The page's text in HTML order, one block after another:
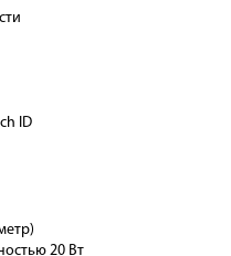
ID
20 Вт